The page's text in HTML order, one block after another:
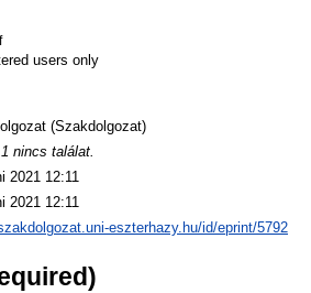
users only
(Szakdolgozat)
nincs találat.
2021 12:11
2021 12:11
eszterhazy.hu/id/eprint/5792